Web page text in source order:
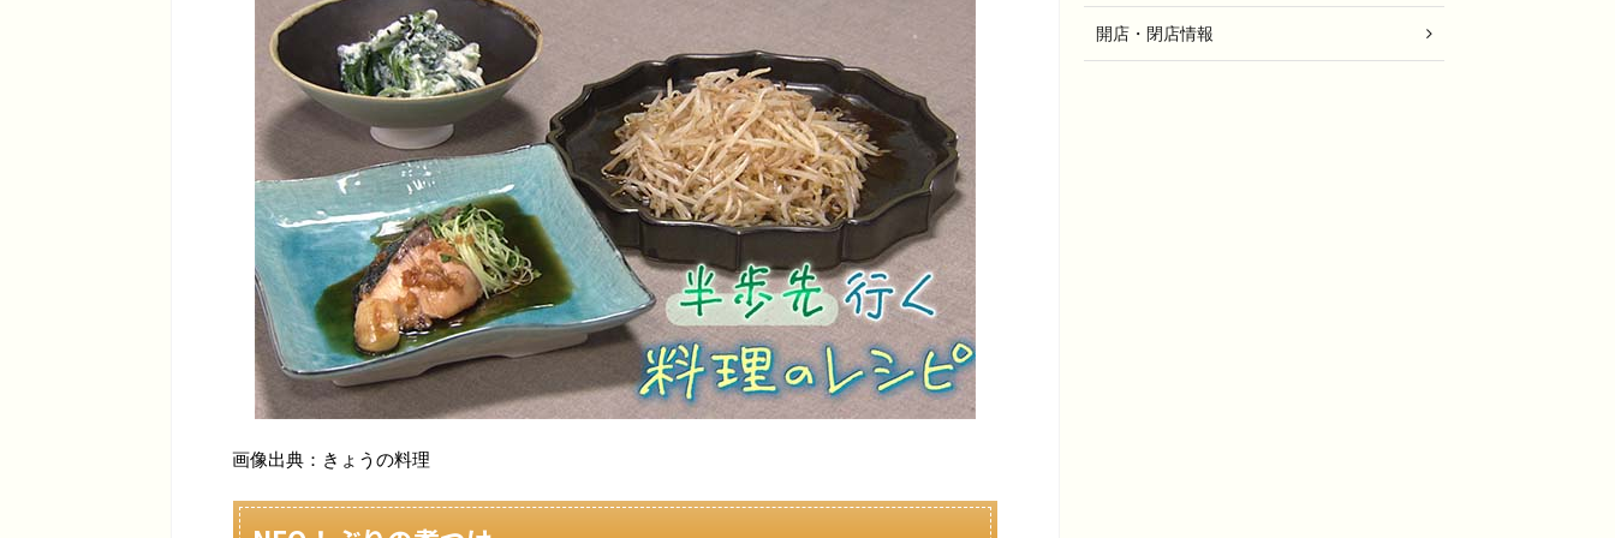
画像出典：きょうの料理
開店・閉店情報